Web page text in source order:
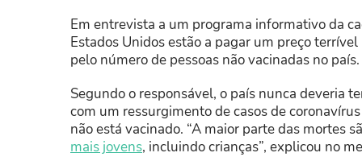
Em entrevista a um programa informativo da
Estados Unidos estão a pagar um preço
pelo número de pessoas não vacinadas no país.
Segundo o responsável, o país nunca deveria
com um ressurgimento de casos de
não está vacinado. “A maior parte das mortes
mais jovens, incluindo crianças”, explicou no